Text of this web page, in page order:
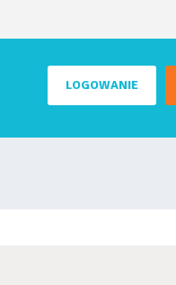
LOGOWANIE